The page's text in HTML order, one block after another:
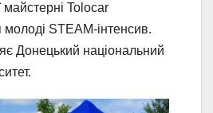
майстерні Tolocar
молоді STEAM-інтенсив.
Донецький національний